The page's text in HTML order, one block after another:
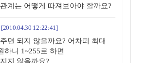
계는 어떻게 따져보아야 할까요?
[2010.04.30 12:22:41]
면 되지 않을까요? 어차피 최대
하니 1~255로 하면
지 않을까요?